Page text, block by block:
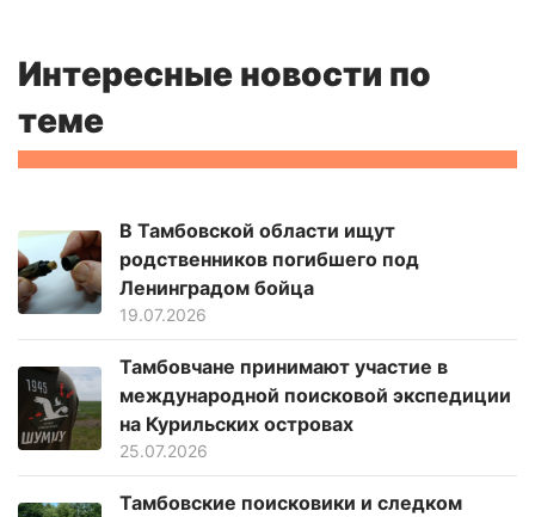
Интересные новости по
теме
В Тамбовской области ищут
родственников погибшего под
Ленинградом бойца
19.07.2026
Тамбовчане принимают участие в
международной поисковой экспедиции
на Курильских островах
25.07.2026
Тамбовские поисковики и следком